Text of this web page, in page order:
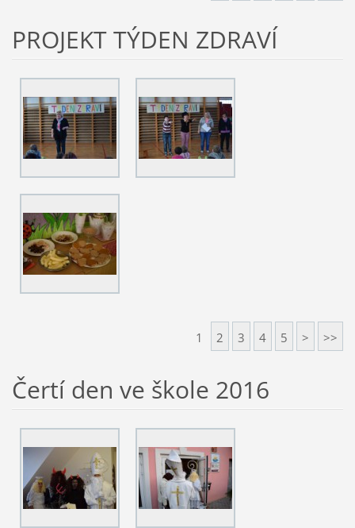
PROJEKT TÝDEN ZDRAVÍ
1 2 3 4 5 > >>
Čertí den ve škole 2016